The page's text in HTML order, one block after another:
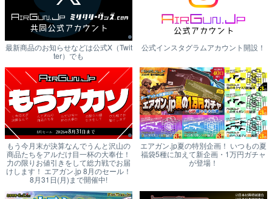
最新商品のお知らせなどは公式X（Twit
ter）でも
公式インスタグラムアカウント開設！
もう今月末が決算なんでうんと沢山の
商品たちをアルだけ目一杯の大奉仕！
力の限りお値引きをして総力戦でお届
けします！ エアガン.jp 8月のセール！
8月31日(月)まで開催中!
エアガン.jp夏の特別企画！ いつもの夏
福袋5種に加えて新企画・1万円ガチャ
が登場！